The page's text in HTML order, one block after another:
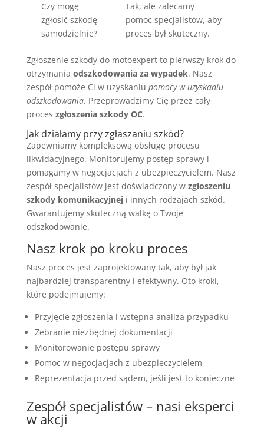
Czy mogę
zgłosić szkodę
samodzielnie?
Tak, ale zalecamy
pomoc specjalistów, aby
proces był skuteczny.
Zgłoszenie szkody do motoexpert to pierwszy krok do
otrzymania odszkodowania za wypadek. Nasz
zespół pomoże Ci w uzyskaniu pomocy w uzyskaniu
odszkodowania. Przeprowadzimy Cię przez cały
proces zgłoszenia szkody OC.
Jak działamy przy zgłaszaniu szkód?
Zapewniamy kompleksową obsługę procesu
likwidacyjnego. Monitorujemy postęp sprawy i
pomagamy w negocjacjach z ubezpieczycielem. Nasz
zespół specjalistów jest doświadczony w zgłoszeniu
szkody komunikacyjneji innych rodzajach szkód.
Gwarantujemy skuteczną walkę o Twoje
odszkodowanie.
Nasz krok po kroku proces
Nasz proces jest zaprojektowany tak, aby był jak
najbardziej transparentny i efektywny. Oto kroki,
które podejmujemy:
Przyjęcie zgłoszenia i wstępna analiza przypadku
Zebranie niezbędnej dokumentacji
Monitorowanie postępu sprawy
Pomoc w negocjacjach z ubezpieczycielem
Reprezentacja przed sądem, jeśli jest to konieczne
Zespół specjalistów – nasi eksperci
w akcji